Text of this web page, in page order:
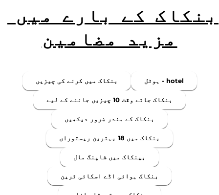
بنکاک کے بارے میں
مزید مضامین
بنکاک میں کرنے کی چیزیں ہوٹل - hotel
بنکاک جاتے وقت 10 چیزیں جاننے کے لیے
بنکاک کے مندر ضرور دیکھیں
بنکاک میں 18 بہترین ریستوراں
بینکاک میں شاپنگ مال
بنکاک ہوائی اڈے اسکائی ٹرین